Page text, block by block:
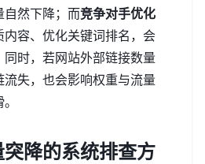
自然下降；而竞争对手优化
内容、优化关键词排名，会
时，若网站外部链接数量
失，也会影响权重与流量
降的系统排查方